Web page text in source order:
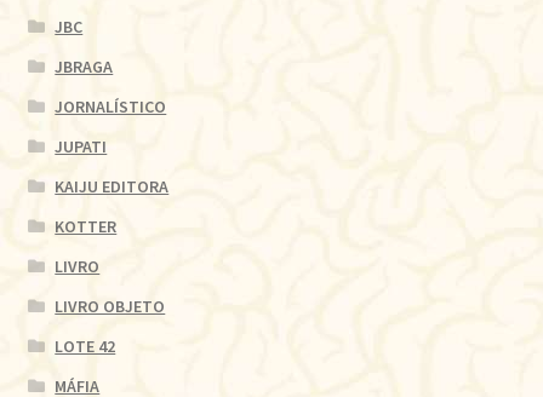
JBC
JBRAGA
JORNALÍSTICO
JUPATI
KAIJU EDITORA
KOTTER
LIVRO
LIVRO OBJETO
LOTE 42
MÁFIA